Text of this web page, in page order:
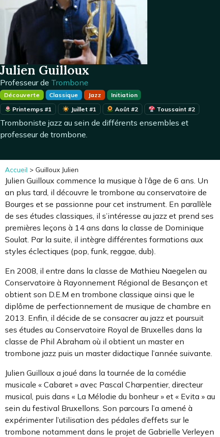
Julien Guilloux
Professeur de Trombone
Découverte Classique Jazz
Initiation
Printemps #1
Juillet #1 Août #2 Toussaint #2
Tromboniste jazz au sein de différents ensembles et
professeur de trombone.
Accueil > Guilloux Julien
Julien Guilloux commence la musique à l’âge de 6 ans. Un
an plus tard, il découvre le trombone au conservatoire de
Bourges et se passionne pour cet instrument. En parallèle
de ses études classiques, il s’intéresse au jazz et prend ses
premières leçons à 14 ans dans la classe de Dominique
Soulat. Par la suite, il intègre différentes formations aux
styles éclectiques (pop, funk, reggae, dub).
En 2008, il entre dans la classe de Mathieu Naegelen au
Conservatoire à Rayonnement Régional de Besançon et
obtient son D.E.M en trombone classique ainsi que le
diplôme de perfectionnement de musique de chambre en
2013. Enfin, il décide de se consacrer au jazz et poursuit
ses études au Conservatoire Royal de Bruxelles dans la
classe de Phil Abraham où il obtient un master en
trombone jazz puis un master didactique l’année suivante.
Julien Guilloux a joué dans la tournée de la comédie
musicale « Cabaret » avec Pascal Charpentier, directeur
musical, puis dans « La Mélodie du bonheur » et « Evita » au
sein du festival Bruxellons. Son parcours l’a amené à
expérimenter l’utilisation des pédales d’effets sur le
trombone notamment dans le projet de Gabrielle Verleyen